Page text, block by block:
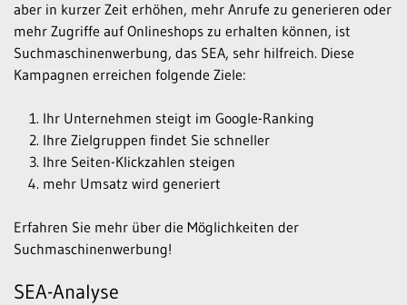
aber in kurzer Zeit erhöhen, mehr Anrufe zu generieren oder
mehr Zugriffe auf Onlineshops zu erhalten können, ist
Suchmaschinenwerbung, das SEA, sehr hilfreich. Diese
Kampagnen erreichen folgende Ziele:
Ihr Unternehmen steigt im Google-Ranking
Ihre Zielgruppen findet Sie schneller
Ihre Seiten-Klickzahlen steigen
mehr Umsatz wird generiert
Erfahren Sie mehr über die Möglichkeiten der
Suchmaschinenwerbung!
SEA-Analyse